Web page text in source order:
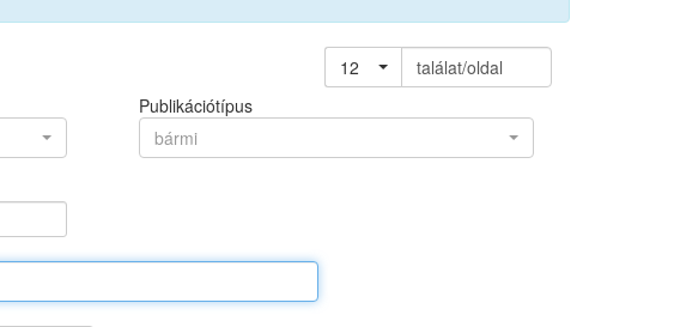
12
találat/oldal
Publikációtípus
bármi